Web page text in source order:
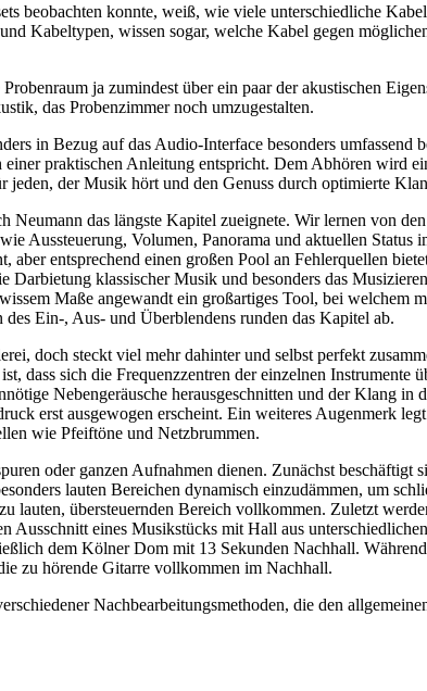
beobachten konnte, weiß, wie viele unterschiedliche
Kabeltypen, wissen sogar, welche Kabel gegen
ja zumindest über ein paar der akustischen
das Probenzimmer noch umzugestalten.
in Bezug auf das Audio-Interface besonders umfassend
praktischen Anleitung entspricht. Dem Abhören wird
der Musik hört und den Genuss durch optimierte
das längste Kapitel zueignete. Wir lernen von
Aussteuerung, Volumen, Panorama und aktuellen Status
entsprechend einen großen Pool an Fehlerquellen
klassischer Musik und besonders das
Maße angewandt ein großartiges Tool, bei welchem
Ein-, Aus- und Überblendens runden das Kapitel ab.
doch steckt viel mehr dahinter und selbst perfekt
dass sich die Frequenzzentren der einzelnen Instrumente
Nebengeräusche herausgeschnitten und der Klang in
erst ausgewogen erscheint. Ein weiteres Augenmerk
wie Pfeiftöne und Netzbrummen.
oder ganzen Aufnahmen dienen. Zunächst beschäftigt
lauten Bereichen dynamisch einzudämmen, um
lauten, übersteuernden Bereich vollkommen. Zuletzt
eines Musikstücks mit Hall aus
dem Kölner Dom mit 13 Sekunden Nachhall.
zu hörende Gitarre vollkommen im Nachhall.
Nachbearbeitungsmethoden, die den